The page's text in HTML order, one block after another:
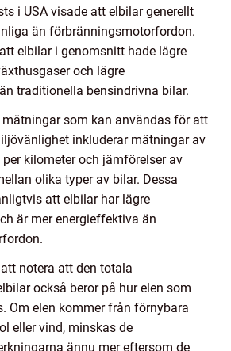
i USA visade att elbilar generellt
än förbränningsmotorfordon.
elbilar i genomsnitt hade lägre
och lägre
traditionella bensindrivna bilar.
som kan användas för att
inkluderar mätningar av
kilometer och jämförelser av
olika typer av bilar. Dessa
att elbilar har lägre
är mer energieffektiva än
notera att den totala
också beror på hur elen som
Om elen kommer från förnybara
eller vind, minskas de
ännu mer eftersom de